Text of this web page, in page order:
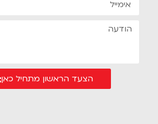
הצעד הראשון מתחיל כאן